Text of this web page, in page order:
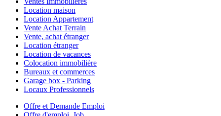
Location maison
Location Appartement
Vente Achat Terrain
Vente, achat étranger
Location étranger
Location de vacances
Colocation immobilière
Bureaux et commerces
Garage box - Parking
Locaux Professionnels
Offre et Demande Emploi